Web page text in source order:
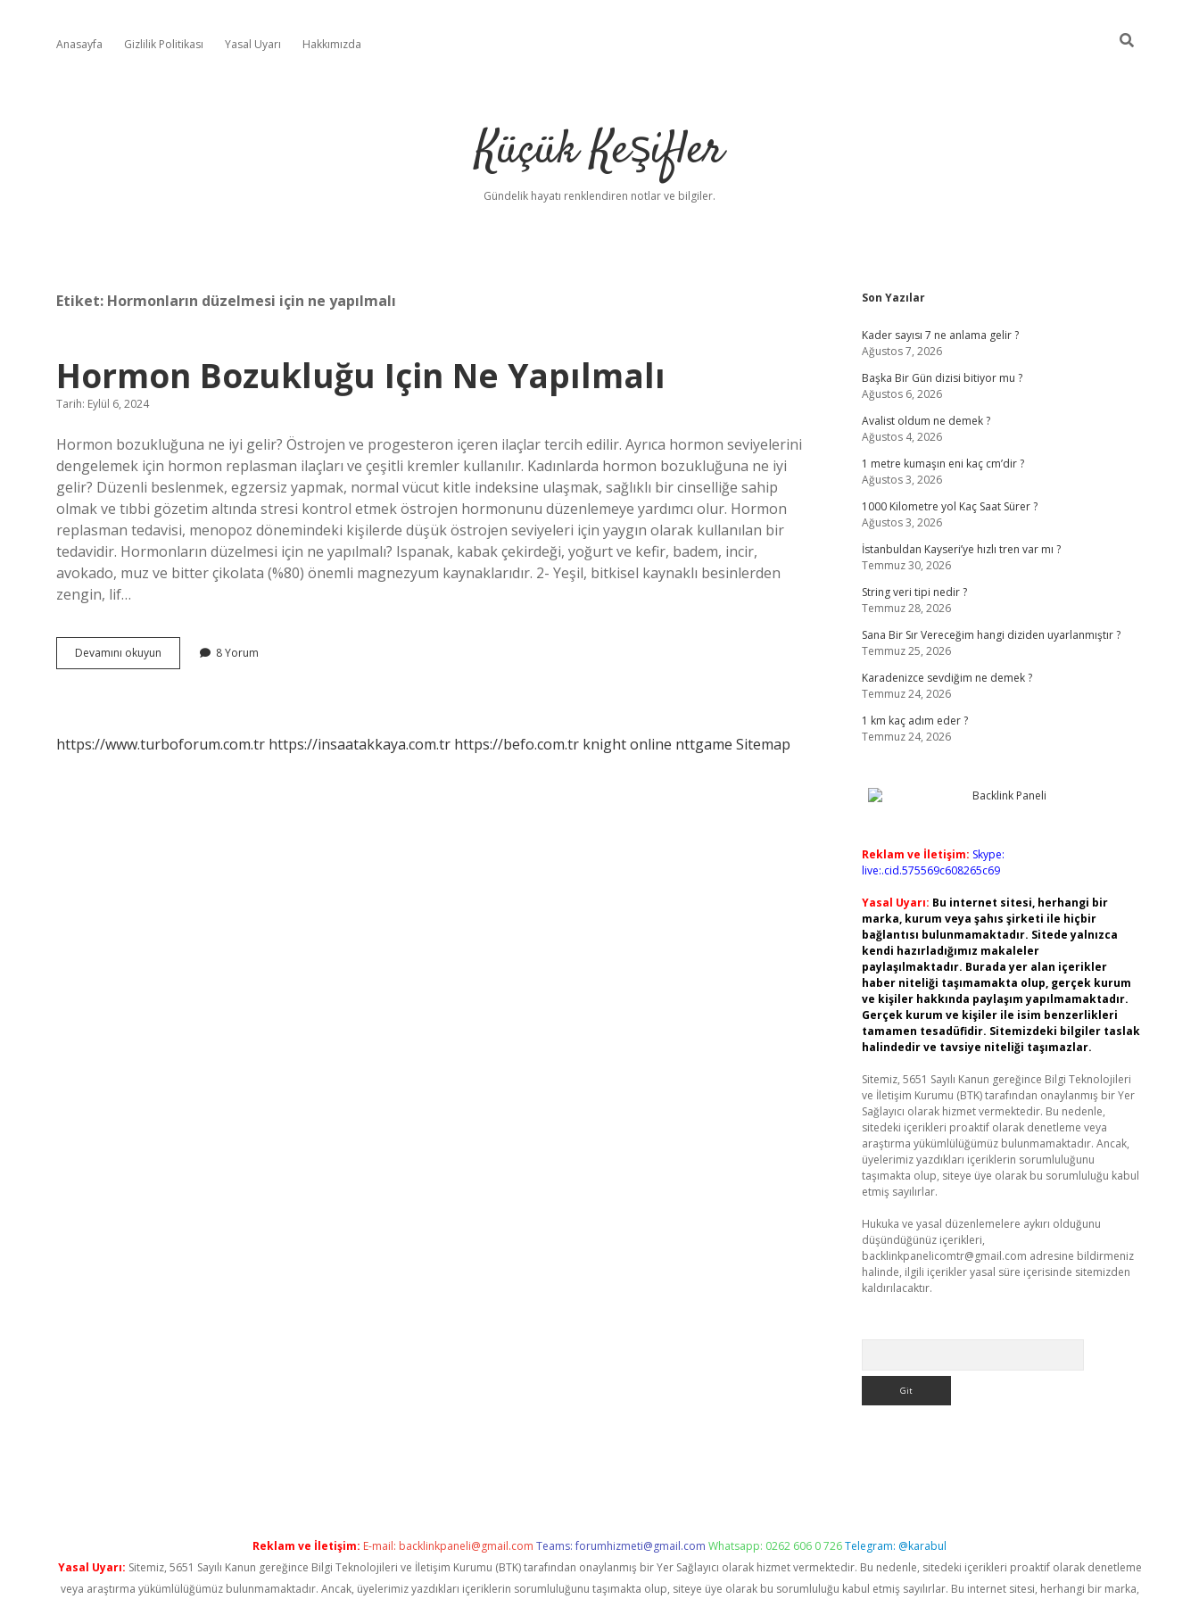
Anasayfa Gizlilik Politikası Yasal Uyarı Hakkımızda
Küçük Keşifler
Gündelik hayatı renklendiren notlar ve bilgiler.
Etiket: Hormonların düzelmesi için ne yapılmalı
Hormon Bozukluğu Için Ne Yapılmalı
Tarih: Eylül 6, 2024
Hormon bozukluğuna ne iyi gelir? Östrojen ve progesteron içeren ilaçlar tercih edilir. Ayrıca hormon seviyelerini
dengelemek için hormon replasman ilaçları ve çeşitli kremler kullanılır. Kadınlarda hormon bozukluğuna ne iyi
gelir? Düzenli beslenmek, egzersiz yapmak, normal vücut kitle indeksine ulaşmak, sağlıklı bir cinselliğe sahip
olmak ve tıbbi gözetim altında stresi kontrol etmek östrojen hormonunu düzenlemeye yardımcı olur. Hormon
replasman tedavisi, menopoz dönemindeki kişilerde düşük östrojen seviyeleri için yaygın olarak kullanılan bir
tedavidir. Hormonların düzelmesi için ne yapılmalı? Ispanak, kabak çekirdeği, yoğurt ve kefir, badem, incir,
avokado, muz ve bitter çikolata (%80) önemli magnezyum kaynaklarıdır. 2- Yeşil, bitkisel kaynaklı besinlerden
zengin, lif…
Devamını okuyun Hormon
Bozukluğu
8 Yorum
https://www.turboforum.com.tr https://insaatakkaya.com.tr https://befo.com.tr knight online nttgame Sitemap
Sidebar
Son Yazılar
Kader sayısı 7 ne anlama gelir ?
Ağustos 7, 2026
Başka Bir Gün dizisi bitiyor mu ?
Ağustos 6, 2026
Avalist oldum ne demek ?
Ağustos 4, 2026
1 metre kumaşın eni kaç cm’dir ?
Ağustos 3, 2026
1000 Kilometre yol Kaç Saat Sürer ?
Ağustos 3, 2026
İstanbuldan Kayseri’ye hızlı tren var mı ?
Temmuz 30, 2026
String veri tipi nedir ?
Temmuz 28, 2026
Sana Bir Sır Vereceğim hangi diziden uyarlanmıştır ?
Temmuz 25, 2026
Karadenizce sevdiğim ne demek ?
Temmuz 24, 2026
1 km kaç adım eder ?
Temmuz 24, 2026
Reklam ve İletişim: Skype:
live:.cid.575569c608265c69
Yasal Uyarı: Bu internet sitesi, herhangi bir
marka, kurum veya şahıs şirketi ile hiçbir
bağlantısı bulunmamaktadır. Sitede yalnızca
kendi hazırladığımız makaleler
paylaşılmaktadır. Burada yer alan içerikler
haber niteliği taşımamakta olup, gerçek kurum
ve kişiler hakkında paylaşım yapılmamaktadır.
Gerçek kurum ve kişiler ile isim benzerlikleri
tamamen tesadüfidir. Sitemizdeki bilgiler taslak
halindedir ve tavsiye niteliği taşımazlar.
Sitemiz, 5651 Sayılı Kanun gereğince Bilgi Teknolojileri
ve İletişim Kurumu (BTK) tarafından onaylanmış bir Yer
Sağlayıcı olarak hizmet vermektedir. Bu nedenle,
sitedeki içerikleri proaktif olarak denetleme veya
araştırma yükümlülüğümüz bulunmamaktadır. Ancak,
üyelerimiz yazdıkları içeriklerin sorumluluğunu
taşımakta olup, siteye üye olarak bu sorumluluğu kabul
etmiş sayılırlar.
Hukuka ve yasal düzenlemelere aykırı olduğunu
düşündüğünüz içerikleri,
backlinkpanelicomtr@gmail.com adresine bildirmeniz
halinde, ilgili içerikler yasal süre içerisinde sitemizden
kaldırılacaktır.
Reklam ve İletişim: E-mail: backlinkpaneli@gmail.com Teams:forumhizmeti@gmail.com Whatsapp: 0262 606 0 726Telegram: @karabul
Yasal Uyarı: Sitemiz, 5651 Sayılı Kanun gereğince Bilgi Teknolojileri ve İletişim Kurumu (BTK) tarafından onaylanmış bir Yer Sağlayıcı olarak hizmet vermektedir. Bu nedenle, sitedeki içerikleri proaktif olarak denetleme
veya araştırma yükümlülüğümüz bulunmamaktadır. Ancak, üyelerimiz yazdıkları içeriklerin sorumluluğunu taşımakta olup, siteye üye olarak bu sorumluluğu kabul etmiş sayılırlar. Bu internet sitesi, herhangi bir marka,